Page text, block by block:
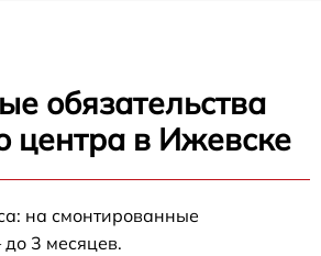
обязательства
центра в Ижевске
на смонтированные
3 месяцев.